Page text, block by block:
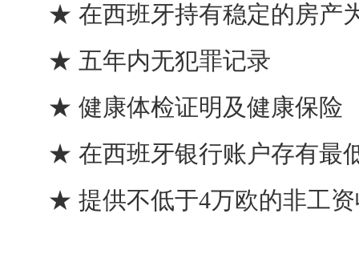
★ 在西班牙持有稳定的房产
★ 五年内无犯罪记录
★ 健康体检证明及健康保险
★ 在西班牙银行账户存有最
★ 提供不低于4万欧的非工资